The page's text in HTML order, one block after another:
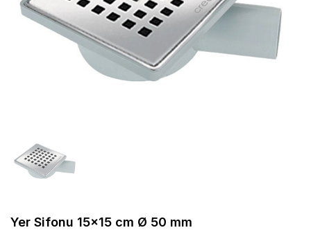
Yer Sifonu 15x15 cm Ø 50 mm